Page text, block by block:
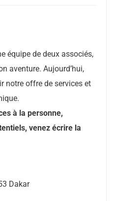
équipe de deux associés,
aventure. Aujourd’hui,
notre offre de services et
à la personne,
venez écrire la
Dakar